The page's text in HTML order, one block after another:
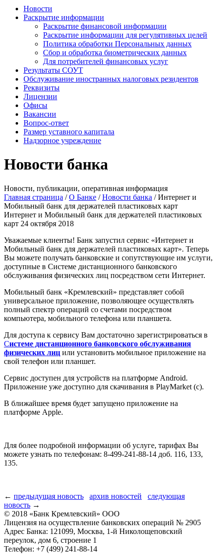
Новости
Раскрытие информации
Раскрытие финансовой информации
Раскрытие информации для регулятивных целей
Политика обработки Персональных данных
Сбор и обработка биометрических данных
Для потребителей финансовых услуг
Результаты СОУТ
Обслуживание иностранных налоговых резидентов
Реквизиты
Лицензии
Офисы
Вакансии
Вопрос-ответ
Размер уставного капитала
Надзорное учреждение
Новости банка
Новости, публикации, оперативная информация
Главная страница /О Банке /Новости банка /Интернет и
Мобильный банк для держателей пластиковых карт
Интернет и Мобильный банк для держателей пластиковых
карт 24 октября 2018
Уважаемые клиенты! Банк запустил сервис «Интернет и
Мобильный банк для держателей пластиковых карт». Теперь
Вы можете получать банковские и сопутствующие им услуги,
доступные в Системе дистанционного банковского
обслуживания физических лиц посредством сети Интернет.
Мобильный банк «Кремлевский» представляет собой
универсальное приложение, позволяющее осуществлять
полный спектр операций со счетами посредством
компьютера, мобильного телефона или планшета.
Для доступа к сервису Вам достаточно зарегистрироваться в
Системе дистанционного банковского обслуживания
физических лиц или установить мобильное приложение на
свой телефон или планшет.
Сервис доступен для устройств на платформе Android.
Приложение уже доступно для скачивания в PlayMarket (c).
В ближайшее время будет запущено приложение на
платформе Apple.
Для более подробной информации об услуге, тарифах Вы
можете узнать по телефонам: 8-499-241-88-14 доб. 116, 133,
135.
← предыдущая новость архив новостей
следующая
новость →
© 2018 «Банк Кремлевский» ООО
Лицензия на осуществление банковских операций № 2905
Адрес Банка: 121099, Москва, 1-й Николощеповский
переулок, дом 6, строение 1
Телефон: +7 (499) 241-88-14